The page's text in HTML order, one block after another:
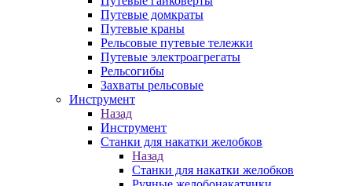
Путевые домкраты
Путевые краны
Рельсовые путевые тележки
Путевые электроагрегаты
Рельсогибы
Захваты рельсовые
Инструмент
Назад
Инструмент
Станки для накатки желобков
Назад
Станки для накатки желобков